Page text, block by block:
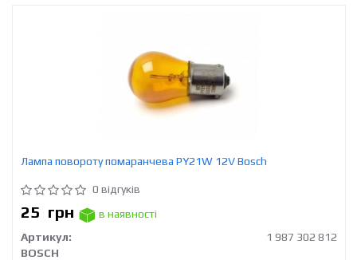
Лампа повороту помаранчева PY21W 12V Bosch
0 відгуків
25 грн
в наявності
Артикул:
1 987 302 812
BOSCH